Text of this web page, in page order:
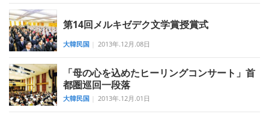
第14回メルキゼデク文学賞授賞式
大韓民国 2013年.12月.08日
「母の心を込めたヒーリングコンサート」首
都圏巡回一段落
大韓民国 2013年.12月.01日